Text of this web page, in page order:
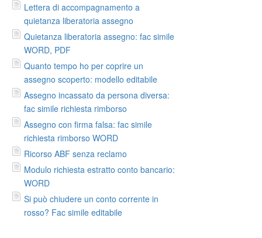
Lettera di accompagnamento a
quietanza liberatoria assegno
Quietanza liberatoria assegno: fac simile
WORD, PDF
Quanto tempo ho per coprire un
assegno scoperto: modello editabile
Assegno incassato da persona diversa:
fac simile richiesta rimborso
Assegno con firma falsa: fac simile
richiesta rimborso WORD
Ricorso ABF senza reclamo
Modulo richiesta estratto conto bancario:
WORD
Si può chiudere un conto corrente in
rosso? Fac simile editabile